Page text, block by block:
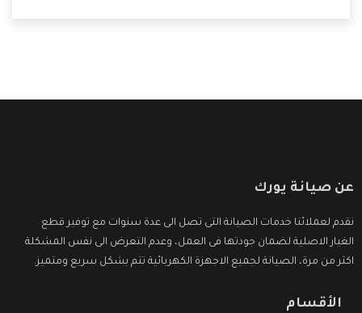
عن صيانة يورك
نقدم لعملائنا خدمات الصيانة التى تصل الى عدة سنوات مع توفير قطع
الغيار الاصلية لضمان جودتها فى العمل، وعدم التعرض الى نفس المشكلة
اكثر من مرة، الصيانة لجميع الاجهزة الكهربائية تتم بشكل سريع ومتميز.
الأقسام